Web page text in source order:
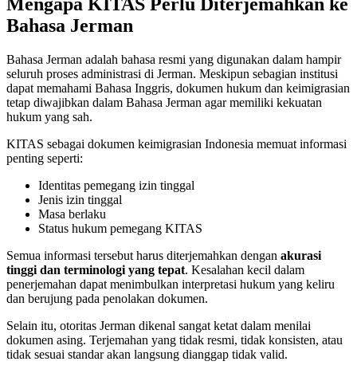
Bahasa Jerman
Bahasa Jerman adalah bahasa resmi yang digunakan dalam hampir
seluruh proses administrasi di Jerman. Meskipun sebagian institusi
dapat memahami Bahasa Inggris, dokumen hukum dan keimigrasian
tetap diwajibkan dalam Bahasa Jerman agar memiliki kekuatan
hukum yang sah.
KITAS sebagai dokumen keimigrasian Indonesia memuat informasi
penting seperti:
Identitas pemegang izin tinggal
Jenis izin tinggal
Masa berlaku
Status hukum pemegang KITAS
Semua informasi tersebut harus diterjemahkan dengan akurasi
tinggi dan terminologi yang tepat. Kesalahan kecil dalam
penerjemahan dapat menimbulkan interpretasi hukum yang keliru
dan berujung pada penolakan dokumen.
Selain itu, otoritas Jerman dikenal sangat ketat dalam menilai
dokumen asing. Terjemahan yang tidak resmi, tidak konsisten, atau
tidak sesuai standar akan langsung dianggap tidak valid.